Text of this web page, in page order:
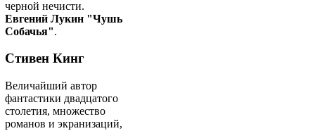
черной нечисти.
Евгений Лукин "Чушь
Собачья".
Стивен Кинг
Величайший автор
фантастики двадцатого
столетия, множество
романов и экранизаций,